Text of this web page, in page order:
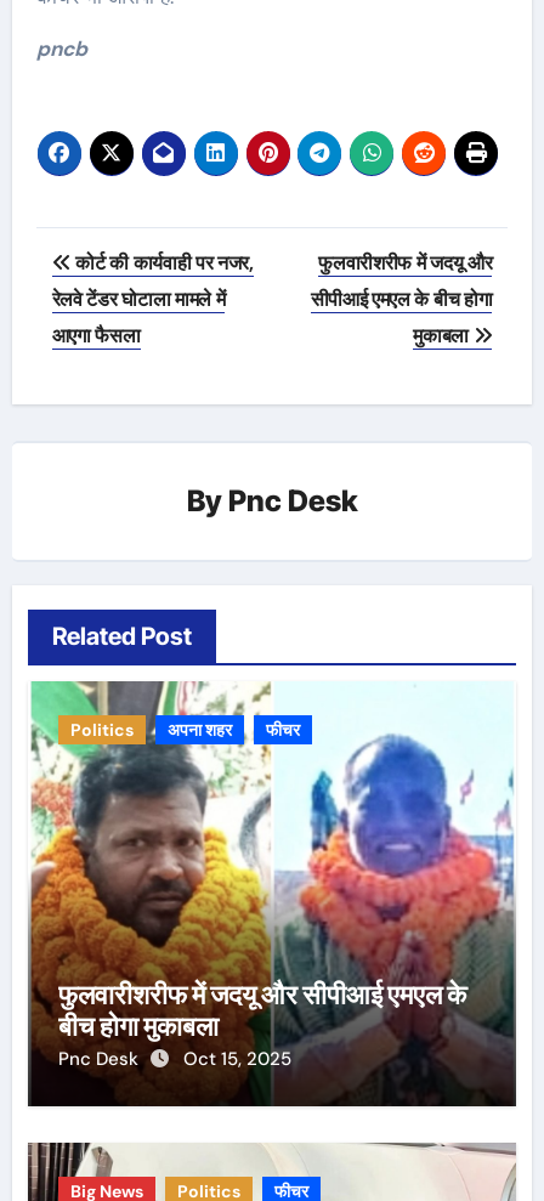
pncb
Post
navigation
कोर्ट की कार्यवाही पर नजर,
रेलवे टेंडर घोटाला मामले में
आएगा फैसला
फुलवारीशरीफ में जदयू और
सीपीआई एमएल के बीच होगा
मुकाबला
By Pnc Desk
Related Post
Politics अपना शहर फीचर
फुलवारीशरीफ में जदयू और सीपीआई एमएल के
बीच होगा मुकाबला
Pnc Desk Oct 15, 2025
Big News Politics फीचर